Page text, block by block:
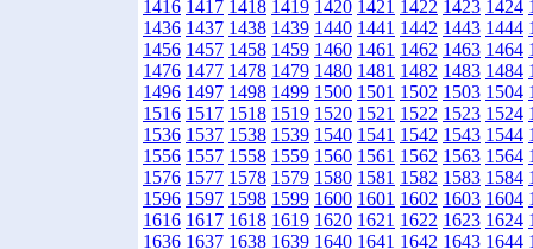
1416 1417 1418 1419 1420 1421 1422 1423 1424
1436 1437 1438 1439 1440 1441 1442 1443 1444
1456 1457 1458 1459 1460 1461 1462 1463 1464
1476 1477 1478 1479 1480 1481 1482 1483 1484
1496 1497 1498 1499 1500 1501 1502 1503 1504
1516 1517 1518 1519 1520 1521 1522 1523 1524
1536 1537 1538 1539 1540 1541 1542 1543 1544
1556 1557 1558 1559 1560 1561 1562 1563 1564
1576 1577 1578 1579 1580 1581 1582 1583 1584
1596 1597 1598 1599 1600 1601 1602 1603 1604
1616 1617 1618 1619 1620 1621 1622 1623 1624
1636 1637 1638 1639 1640 1641 1642 1643 1644